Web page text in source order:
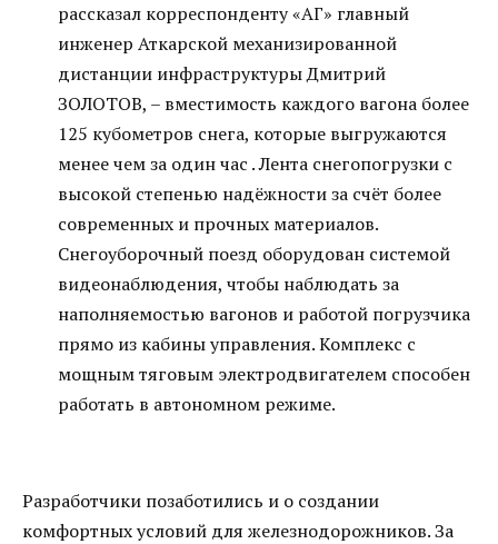
рассказал корреспонденту «АГ» главный
инженер Аткарской механизированной
дистанции инфраструктуры Дмитрий
ЗОЛОТОВ, – вместимость каждого вагона более
125 кубометров снега, которые выгружаются
менее чем за один час . Лента снегопогрузки с
высокой степенью надёжности за счёт более
современных и прочных материалов.
Снегоуборочный поезд оборудован системой
видеонаблюдения, чтобы наблюдать за
наполняемостью вагонов и работой погрузчика
прямо из кабины управления. Комплекс с
мощным тяговым электродвигателем способен
работать в автономном режиме.
Разработчики позаботились и о создании
комфортных условий для железнодорожников. За